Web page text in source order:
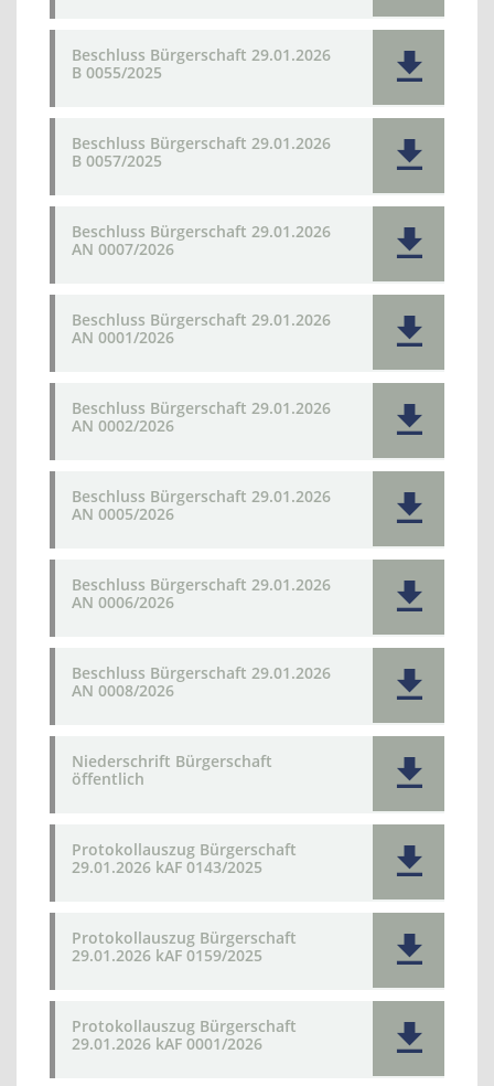
Beschluss Bürgerschaft 29.01.2026
B 0055/2025
Beschluss Bürgerschaft 29.01.2026
B 0057/2025
Beschluss Bürgerschaft 29.01.2026
AN 0007/2026
Beschluss Bürgerschaft 29.01.2026
AN 0001/2026
Beschluss Bürgerschaft 29.01.2026
AN 0002/2026
Beschluss Bürgerschaft 29.01.2026
AN 0005/2026
Beschluss Bürgerschaft 29.01.2026
AN 0006/2026
Beschluss Bürgerschaft 29.01.2026
AN 0008/2026
Niederschrift Bürgerschaft
öffentlich
Protokollauszug Bürgerschaft
29.01.2026 kAF 0143/2025
Protokollauszug Bürgerschaft
29.01.2026 kAF 0159/2025
Protokollauszug Bürgerschaft
29.01.2026 kAF 0001/2026